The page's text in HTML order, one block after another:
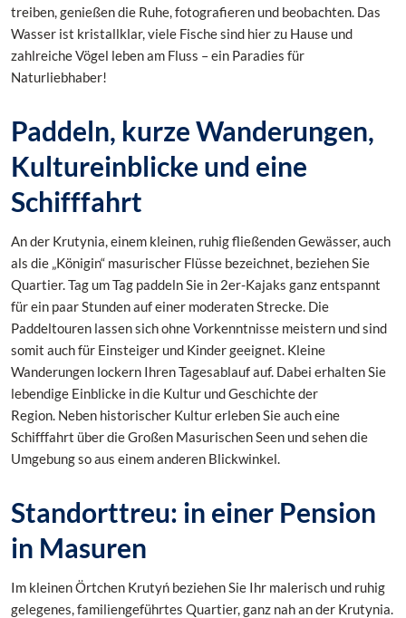
treiben, genießen die Ruhe, fotografieren und beobachten. Das
Wasser ist kristallklar, viele Fische sind hier zu Hause und
zahlreiche Vögel leben am Fluss – ein Paradies für
Naturliebhaber!
Paddeln, kurze Wanderungen,
Kultureinblicke und eine
Schifffahrt
An der Krutynia, einem kleinen, ruhig fließenden Gewässer, auch
als die „Königin“ masurischer Flüsse bezeichnet, beziehen Sie
Quartier. Tag um Tag paddeln Sie in 2er-Kajaks ganz entspannt
für ein paar Stunden auf einer moderaten Strecke. Die
Paddeltouren lassen sich ohne Vorkenntnisse meistern und sind
somit auch für Einsteiger und Kinder geeignet. Kleine
Wanderungen lockern Ihren Tagesablauf auf. Dabei erhalten Sie
lebendige Einblicke in die Kultur und Geschichte der
Region. Neben historischer Kultur erleben Sie auch eine
Schifffahrt über die Großen Masurischen Seen und sehen die
Umgebung so aus einem anderen Blickwinkel.
Standorttreu: in einer Pension
in Masuren
Im kleinen Örtchen Krutyń beziehen Sie Ihr malerisch und ruhig
gelegenes, familiengeführtes Quartier, ganz nah an der Krutynia.